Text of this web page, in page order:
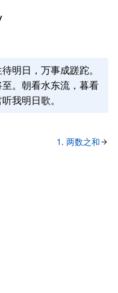
明日，万事成蹉跎。
。朝看水东流，暮看
我明日歌。
1. 两数之和